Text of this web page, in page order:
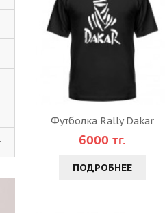
Футболка Rally Dakar
6000 тг.
ПОДРОБНЕЕ